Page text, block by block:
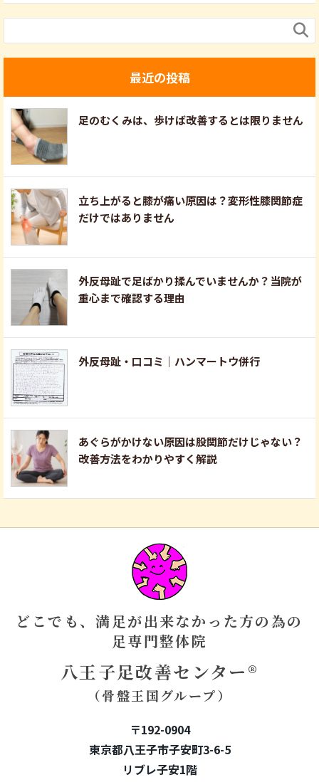

最近の投稿
足のむくみは、歩けば改善するとは限りません
立ち上がると膝が痛い原因は？変形性膝関節症
だけではありません
外反母趾で足ばかり揉んでいませんか？当院が
重心まで確認する理由
外反母趾・口コミ｜ハンマートウ併行
あぐらがかけない原因は股関節だけじゃない？
改善方法をわかりやすく解説
どこでも、満足が出来なかった方の為の
足専門整体院
八王子足改善センター®
（骨盤王国グループ）
〒192-0904
東京都八王子市子安町3-6-5
リブレ子安1階